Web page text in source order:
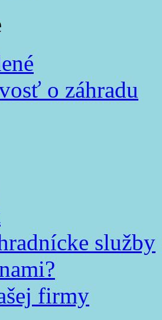
o záhradu
služby
firmy